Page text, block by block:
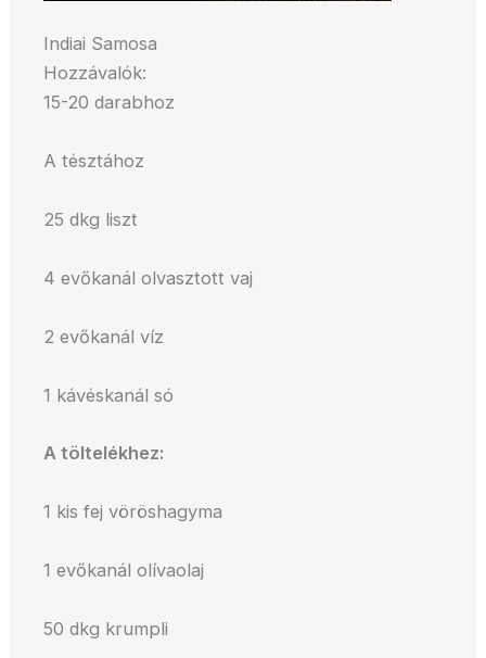
Indiai Samosa
Hozzávalók:
15-20 darabhoz
A tésztához
25 dkg liszt
4 evőkanál olvasztott vaj
2 evőkanál víz
1 kávéskanál só
A töltelékhez:
1 kis fej vöröshagyma
1 evőkanál olívaolaj
50 dkg krumpli